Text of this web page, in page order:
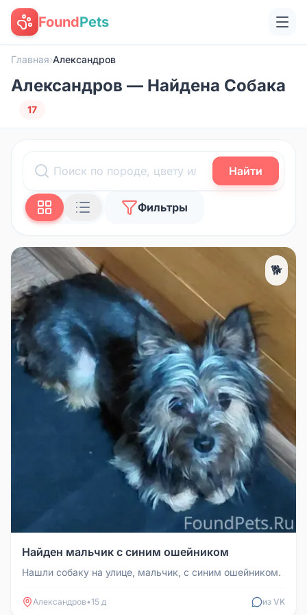
FoundPets
Главная›Александров
Александров — Найдена Собака
17
Найти
Фильтры
🐕
Найден мальчик с синим ошейником
Нашли собаку на улице, мальчик, с синим ошейником.
Александров•15 д из VK